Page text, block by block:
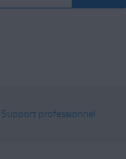
Support professionnel